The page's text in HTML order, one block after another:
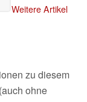
Weitere Artikel
zu diesem
ohne